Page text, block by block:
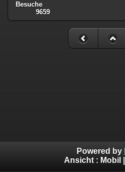
Besuche
9659
Powered by
Ansicht : Mobil